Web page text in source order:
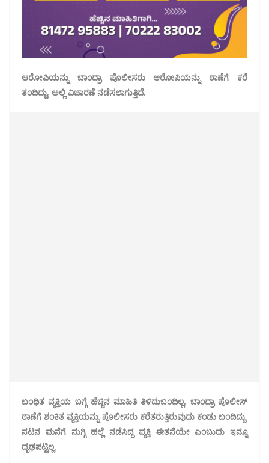
ಆರೋಪಿಯನ್ನು ಬಾಂದ್ರಾ ಪೊಲೀಸರು ಆರೋಪಿಯನ್ನು ಠಾಣೆಗೆ ಕರೆ
ತಂದಿದ್ದು, ಅಲ್ಲಿ ವಿಚಾರಣೆ ನಡೆಸಲಾಗುತ್ತಿದೆ.
ಬಂಧಿತ ವ್ಯಕ್ತಿಯ ಬಗ್ಗೆ ಹೆಚ್ಚಿನ ಮಾಹಿತಿ ತಿಳಿದುಬಂದಿಲ್ಲ. ಬಾಂದ್ರಾ ಪೊಲೀಸ್
ಠಾಣೆಗೆ ಶಂಕಿತ ವ್ಯಕ್ತಿಯನ್ನು ಪೊಲೀಸರು ಕರೆತರುತ್ತಿರುವುದು ಕಂಡು ಬಂದಿದ್ದು,
ನಟನ ಮನೆಗೆ ನುಗ್ಗಿ ಹಲ್ಲೆ ನಡೆಸಿದ್ದ ವ್ಯಕ್ತಿ ಈತನೆಯೇ ಎಂಬುದು ಇನ್ನೂ
ದೃಢಪಟ್ಟಿಲ್ಲ.